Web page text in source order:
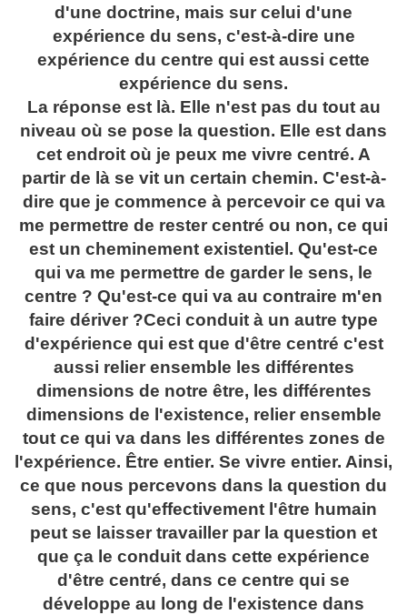
d'une doctrine, mais sur celui d'une
expérience du sens, c'est-à-dire une
expérience du centre qui est aussi cette
expérience du sens.
La réponse est là. Elle n'est pas du tout au
niveau où se pose la question. Elle est dans
cet endroit où je peux me vivre centré. A
partir de là se vit un certain chemin. C'est-à-
dire que je commence à percevoir ce qui va
me permettre de rester centré ou non, ce qui
est un cheminement existentiel. Qu'est-ce
qui va me permettre de garder le sens, le
centre ? Qu'est-ce qui va au contraire m'en
faire dériver ?Ceci conduit à un autre type
d'expérience qui est que d'être centré c'est
aussi relier ensemble les différentes
dimensions de notre être, les différentes
dimensions de l'existence, relier ensemble
tout ce qui va dans les différentes zones de
l'expérience. Être entier. Se vivre entier. Ainsi,
ce que nous percevons dans la question du
sens, c'est qu'effectivement l'être humain
peut se laisser travailler par la question et
que ça le conduit dans cette expérience
d'être centré, dans ce centre qui se
développe au long de l'existence dans